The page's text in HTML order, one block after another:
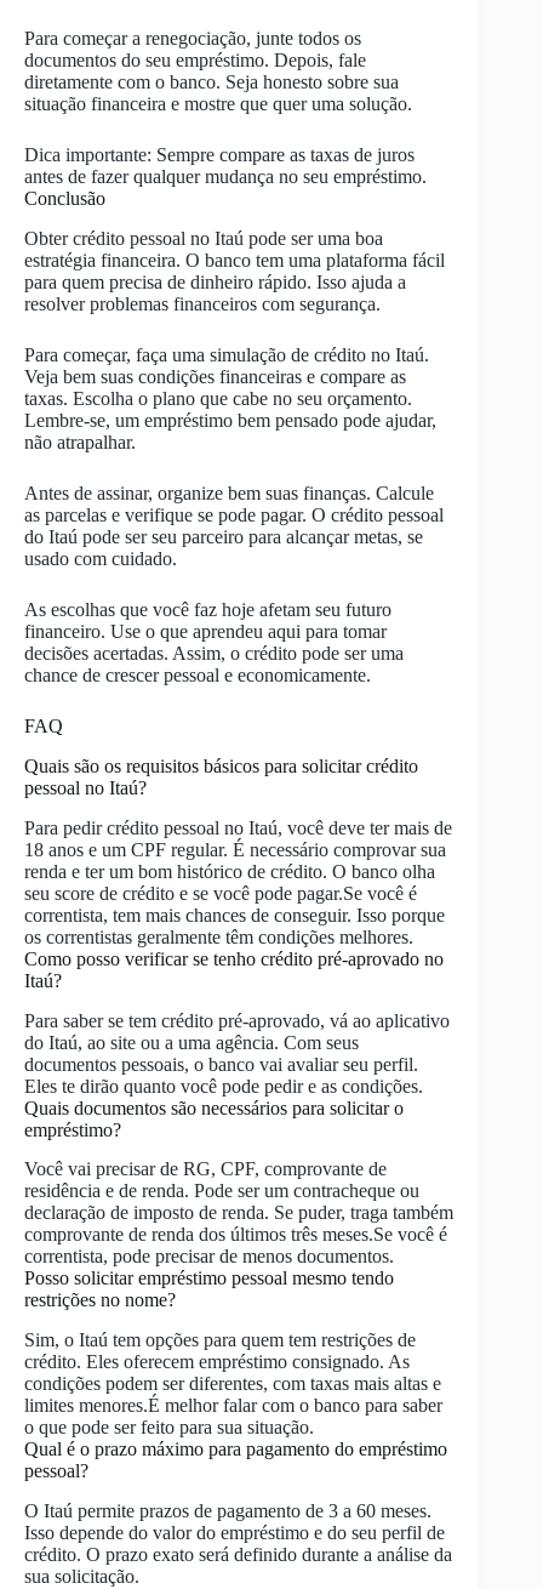
Para começar a renegociação, junte todos os
documentos do seu empréstimo. Depois, fale
diretamente com o banco. Seja honesto sobre sua
situação financeira e mostre que quer uma solução.
Dica importante: Sempre compare as taxas de juros
antes de fazer qualquer mudança no seu empréstimo.
Conclusão
Obter crédito pessoal no Itaú pode ser uma boa
estratégia financeira. O banco tem uma plataforma fácil
para quem precisa de dinheiro rápido. Isso ajuda a
resolver problemas financeiros com segurança.
Para começar, faça uma simulação de crédito no Itaú.
Veja bem suas condições financeiras e compare as
taxas. Escolha o plano que cabe no seu orçamento.
Lembre-se, um empréstimo bem pensado pode ajudar,
não atrapalhar.
Antes de assinar, organize bem suas finanças. Calcule
as parcelas e verifique se pode pagar. O crédito pessoal
do Itaú pode ser seu parceiro para alcançar metas, se
usado com cuidado.
As escolhas que você faz hoje afetam seu futuro
financeiro. Use o que aprendeu aqui para tomar
decisões acertadas. Assim, o crédito pode ser uma
chance de crescer pessoal e economicamente.
FAQ
Quais são os requisitos básicos para solicitar crédito
pessoal no Itaú?
Para pedir crédito pessoal no Itaú, você deve ter mais de
18 anos e um CPF regular. É necessário comprovar sua
renda e ter um bom histórico de crédito. O banco olha
seu score de crédito e se você pode pagar.Se você é
correntista, tem mais chances de conseguir. Isso porque
os correntistas geralmente têm condições melhores.
Como posso verificar se tenho crédito pré-aprovado no
Itaú?
Para saber se tem crédito pré-aprovado, vá ao aplicativo
do Itaú, ao site ou a uma agência. Com seus
documentos pessoais, o banco vai avaliar seu perfil.
Eles te dirão quanto você pode pedir e as condições.
Quais documentos são necessários para solicitar o
empréstimo?
Você vai precisar de RG, CPF, comprovante de
residência e de renda. Pode ser um contracheque ou
declaração de imposto de renda. Se puder, traga também
comprovante de renda dos últimos três meses.Se você é
correntista, pode precisar de menos documentos.
Posso solicitar empréstimo pessoal mesmo tendo
restrições no nome?
Sim, o Itaú tem opções para quem tem restrições de
crédito. Eles oferecem empréstimo consignado. As
condições podem ser diferentes, com taxas mais altas e
limites menores.É melhor falar com o banco para saber
o que pode ser feito para sua situação.
Qual é o prazo máximo para pagamento do empréstimo
pessoal?
O Itaú permite prazos de pagamento de 3 a 60 meses.
Isso depende do valor do empréstimo e do seu perfil de
crédito. O prazo exato será definido durante a análise da
sua solicitação.